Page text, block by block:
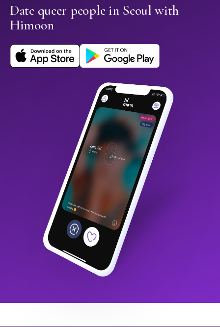
Date queer people in Seoul with
Himoon